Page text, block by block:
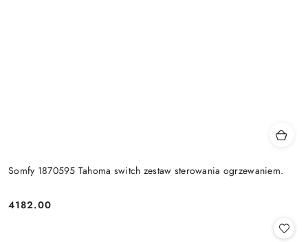
Somfy 1870595 Tahoma switch zestaw sterowania ogrzewaniem.
Cena:
4182.00